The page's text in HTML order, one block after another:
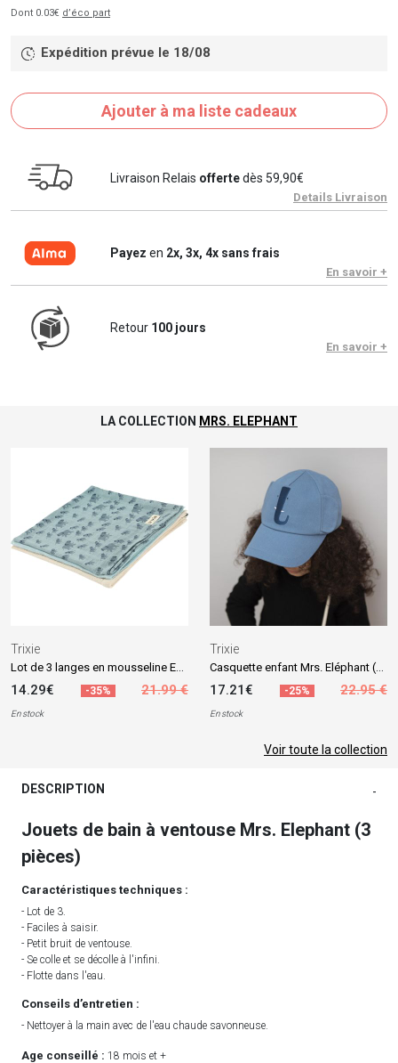
Dont 0.03€ d’éco part
Expédition prévue le 18/08
Ajouter à ma liste cadeaux
Livraison Relais offertedès 59,90€
Details Livraison
Payez en 2x, 3x, 4x sans frais
En savoir +
Retour 100 jours
En savoir +
LA COLLECTION MRS. ELEPHANT
Trixie
14.29€ -35% 21.99 €
En stock
Trixie
17.21€ -25% 22.95 €
En stock
Voir toute la collection
DESCRIPTION -
Jouets de bain à ventouse Mrs. Elephant (3
pièces)
Caractéristiques techniques :
- Lot de 3.
- Faciles à saisir.
- Petit bruit de ventouse.
- Se colle et se décolle à l'infini.
- Flotte dans l'eau.
Conseils d’entretien :
- Nettoyer à la main avec de l'eau chaude savonneuse.
Age conseillé : 18 mois et +